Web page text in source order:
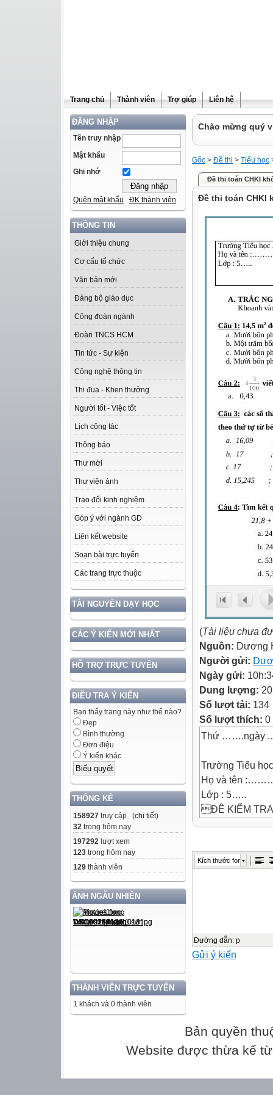
Trang chủ Thành viên Trợ giúp Liên hệ
ĐĂNG NHẬP
Tên truy nhập
Mật khẩu
Ghi nhớ
Quên mật khẩu ĐK thành viên
THÔNG TIN
Giới thiệu chung
Cơ cấu tổ chức
Văn bản mới
Đảng bộ giáo dục
Công đoàn ngành
Đoàn TNCS HCM
Tin tức - Sự kiện
Công nghệ thông tin
Thi đua - Khen thưởng
Người tốt - Việc tốt
Lịch công tác
Thông báo
Thư mời
Thư viện ảnh
Trao đổi kinh nghiệm
Góp ý với ngành GD
Liên kết website
Soạn bài trực tuyến
Các trang trực thuộc
TÀI NGUYÊN DẠY HỌC
CÁC Ý KIẾN MỚI NHẤT
HỖ TRỢ TRỰC TUYẾN
ĐIỀU TRA Ý KIẾN
Bạn thấy trang này như thế nào?
Đẹp
Bình thường
Đơn điệu
Ý kiến khác
THỐNG KÊ
158927 truy cập (chi tiết)
32 trong hôm nay
197292 lượt xem
123 trong hôm nay
129 thành viên
ẢNH NGẪU NHIÊN
THÀNH VIÊN TRỰC TUYẾN
1 khách và 0 thành viên
Chào mừng quý
Gốc > Đề thi > Tiểu học
Đề thi toán CHKI
Đề thi toán CHKI
(Tài liệu chưa
Nguồn: Dương
Người gửi:
Ngày gửi:
Dung lượng:
Số lượt tải: 134
Số lượt thích: 0
Thứ
Trường Tiểu
Họ và tên
Lớp : 5…..
ĐỀ KIỂM TRA
Thời gian làm
TRẮC NGHIỆM:
Khoanh vào
Mười bốn phẩy
Mười bốn phẩy
Kích thước font
Đường dẫn: p
Gửi ý kiến
Bản quyền
Website được thừa kế